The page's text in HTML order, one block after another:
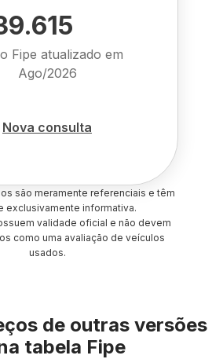
Fipe atualizado em
Ago/2026
Nova consulta
são meramente referenciais e têm
exclusivamente informativa.
validade oficial e não devem
como uma avaliação de veículos
usados.
de outras versões
tabela Fipe